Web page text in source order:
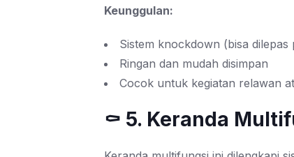
Keunggulan:
Sistem knockdown (bisa dilepas
Ringan dan mudah disimpan
Cocok untuk kegiatan relawan
⚰️ 5. Keranda